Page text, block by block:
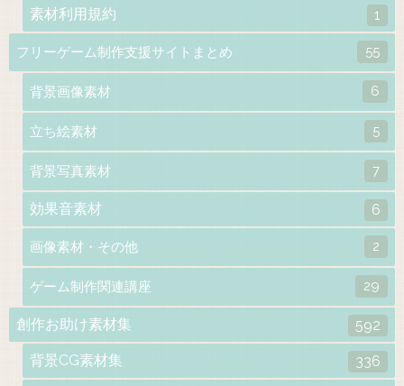
素材利用規約 1
フリーゲーム制作支援サイトまとめ 55
背景画像素材 6
立ち絵素材 5
背景写真素材 7
効果音素材 6
画像素材・その他 2
ゲーム制作関連講座 29
創作お助け素材集 592
背景CG素材集 336